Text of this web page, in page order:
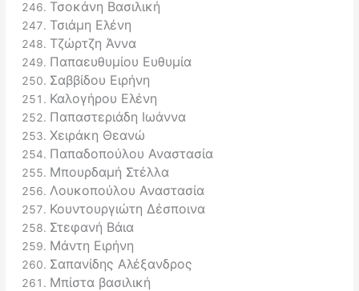
Τσοκάνη Βασιλική
Τσιάμη Ελένη
Τζώρτζη Άννα
Παπαευθυμίου Ευθυμία
Σαββίδου Ειρήνη
Καλογήρου Ελένη
Παπαστεριάδη Ιωάννα
Χειράκη Θεανώ
Παπαδοπούλου Αναστασία
Μπουρδαμή Στέλλα
Λουκοπούλου Αναστασία
Κουντουργιώτη Δέσποινα
Στεφανή Βάια
Μάντη Ειρήνη
Σαπανίδης Αλέξανδρος
Μπίστα βασιλική